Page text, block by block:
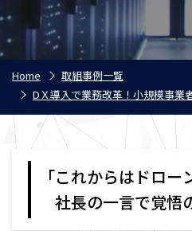
Home
取組事例一覧
DＸ導入で業務改革！小規模事
「これからはドロー
社長の一言で覚悟